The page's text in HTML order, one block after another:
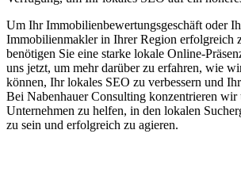
Um Ihr Immobilienbewertungsgeschäft oder
Immobilienmakler in Ihrer Region erfolgreich
benötigen Sie eine starke lokale Online-
uns jetzt, um mehr darüber zu erfahren, wie
können, Ihr lokales SEO zu verbessern und
Bei Nabenhauer Consulting konzentrieren wir
Unternehmen zu helfen, in den lokalen
zu sein und erfolgreich zu agieren.